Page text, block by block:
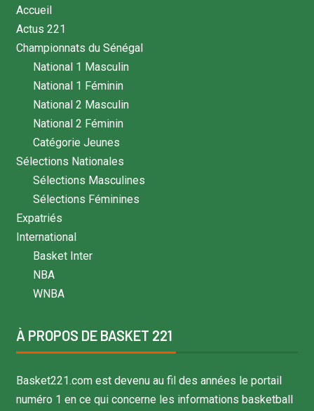
Accueil
Actus 221
Championnats du Sénégal
National 1 Masculin
National 1 Féminin
National 2 Masculin
National 2 Féminin
Catégorie Jeunes
Sélections Nationales
Sélections Masculines
Sélections Féminines
Expatriés
International
Basket Inter
NBA
WNBA
À PROPOS DE BASKET 221
Basket221.com est devenu au fil des années le portail
numéro 1 en ce qui concerne les informations basketball